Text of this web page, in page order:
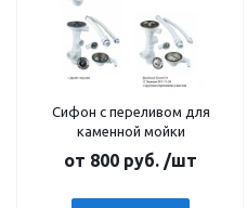
Сифон с переливом для
каменной мойки
от 800 руб. /шт